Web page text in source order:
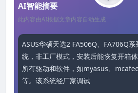
AI智能摘要
此内容由AI根据文章内容自动生成
ASUS华硕天选2 FA506Q、FA706Q
统，非工厂模式，安装后能恢复开箱
所有驱动和软件，如myasus、
等。该系统经厂家调试至最佳状态，性